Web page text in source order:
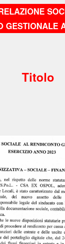
GESTIONALE
Titolo